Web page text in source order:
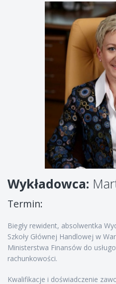
Wykładowca:
Termin:
Biegły rewident, absolwentka
Szkoły Głównej Handlowej w
Ministerstwa Finansów do
rachunkowości.
Kwalifikacje i doświadczenie